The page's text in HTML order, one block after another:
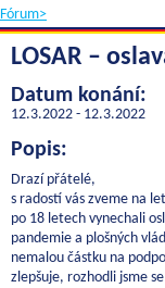
Fórum>
LOSAR –
Datum konání:
12.3.2022 - 12.3.2022
Popis:
Drazí přátelé,
s radostí vás zveme na
po 18 letech vynechali
pandemie a plošných
nemalou částku na
zlepšuje, rozhodli jsme